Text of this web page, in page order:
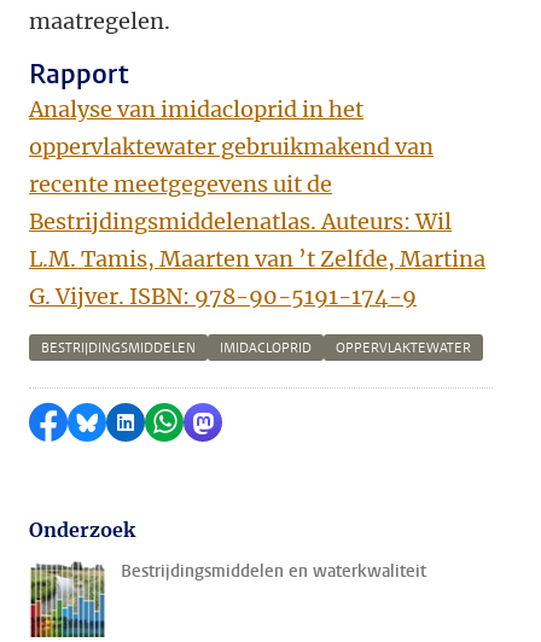
maatregelen.
Rapport
Analyse van imidacloprid in het
oppervlaktewater gebruikmakend van
recente meetgegevens uit de
Bestrijdingsmiddelenatlas. Auteurs: Wil
L.M. Tamis, Maarten van ’t Zelfde, Martina
G. Vijver. ISBN: 978-90-5191-174-9
BESTRIJDINGSMIDDELEN IMIDACLOPRID OPPERVLAKTEWATER
Delen op Facebook
Delen via Bluesky
Delen op LinkedIn
Delen via WhatsApp
Delen via Mastodon
Onderzoek
Bestrijdingsmiddelen en waterkwaliteit